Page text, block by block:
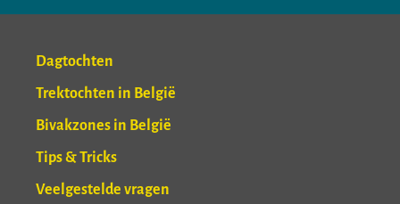
Dagtochten
Trektochten in België
Bivakzones in België
Tips & Tricks
Veelgestelde vragen